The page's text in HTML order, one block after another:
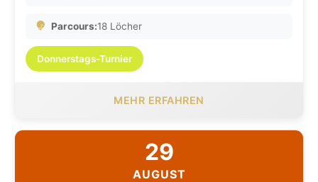
Parcours:18 Löcher
Donnerstags-Turnier
MEHR ERFAHREN
29
AUGUST